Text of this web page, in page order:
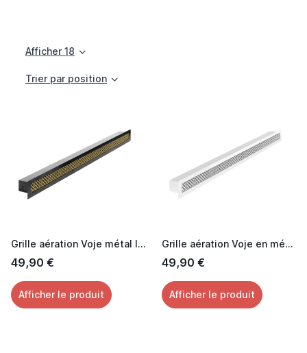
Afficher 18
Trier par position
Grille aération Voje métal laquée noir effet Laiton 60 cm
49,90 €
Afficher le produit
Grille aération Voje en métal laquée blanc 60 cm
49,90 €
Afficher le produit